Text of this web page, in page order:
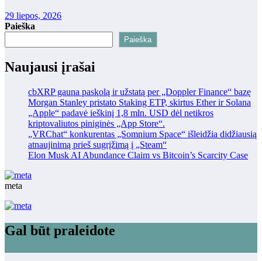
29 liepos, 2026
Paieška
Paieška
Naujausi įrašai
cbXRP gauna paskolą ir užstatą per „Doppler Finance“ bazę
Morgan Stanley pristato Staking ETP, skirtus Ether ir Solana
„Apple“ padavė ieškinį 1,8 mln. USD dėl netikros
kriptovaliutos piniginės „App Store“.
„VRChat“ konkurentas „Somnium Space“ išleidžia didžiausią
atnaujinimą prieš sugrįžimą į „Steam“
Elon Musk AI Abundance Claim vs Bitcoin’s Scarcity Case
meta
Gal būt praleidote